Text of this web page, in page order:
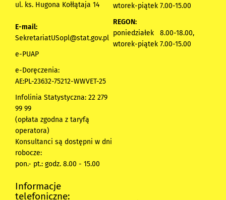
ul. ks. Hugona Kołłątaja 14
E-mail:
SekretariatUSopl@stat.gov.pl
e-PUAP
e-Doręczenia:
AE:PL-23632-75212-WWVET-25
Infolinia Statystyczna: 22 279
99 99
(opłata zgodna z taryfą
operatora)
Konsultanci są dostępni w dni
robocze:
pon.- pt.: godz. 8.00 - 15.00
wtorek-piątek 7.00-15.00
REGON:
poniedziałek 8.00-18.00,
wtorek-piątek 7.00-15.00
Informacje
telefoniczne: